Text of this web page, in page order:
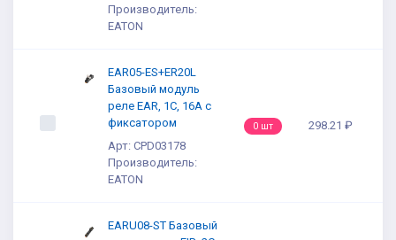
Производитель:
EATON
EAR05-ES+ER20L
Базовый модуль
реле EAR, 1C, 16A с
фиксатором
Арт: CPD03178
Производитель:
EATON
0 шт 298.21 ₽
EARU08-ST Базовый